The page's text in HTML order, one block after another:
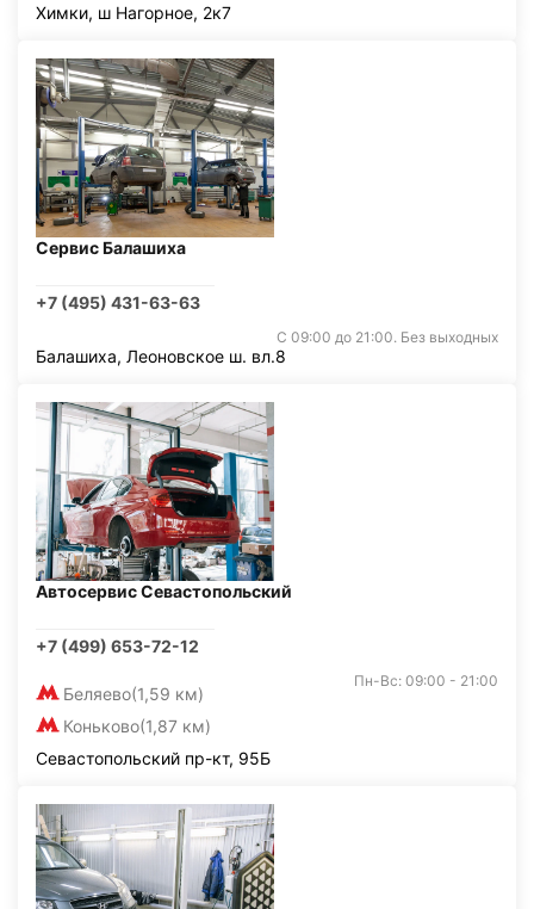
Химки, ш Нагорное, 2к7
Сервис Балашиха
+7 (495) 431-63-63
С 09:00 до 21:00. Без выходных
Балашиха, Леоновское ш. вл.8
Автосервис Севастопольский
+7 (499) 653-72-12
Беляево(1,59 км)
Коньково(1,87 км)
Пн-Вс: 09:00 - 21:00
Севастопольский пр-кт, 95Б